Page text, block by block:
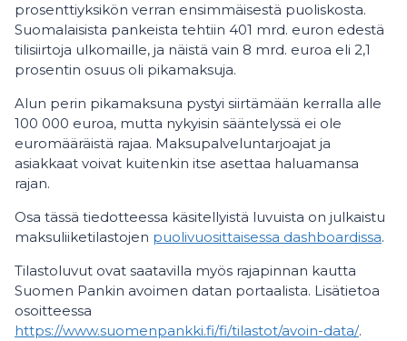
prosenttiyksikön verran ensimmäisestä puoliskosta.
Suomalaisista pankeista tehtiin 401 mrd. euron edestä
tilisiirtoja ulkomaille, ja näistä vain 8 mrd. euroa eli 2,1
prosentin osuus oli pikamaksuja.
Alun perin pikamaksuna pystyi siirtämään kerralla alle
100 000 euroa, mutta nykyisin sääntelyssä ei ole
euromääräistä rajaa. Maksupalveluntarjoajat ja
asiakkaat voivat kuitenkin itse asettaa haluamansa
rajan.
Osa tässä tiedotteessa käsitellyistä luvuista on julkaistu
maksuliiketilastojen puolivuosittaisessa dashboardissa.
Tilastoluvut ovat saatavilla myös rajapinnan kautta
Suomen Pankin avoimen datan portaalista. Lisätietoa
osoitteessa
https://www.suomenpankki.fi/fi/tilastot/avoin-data/.